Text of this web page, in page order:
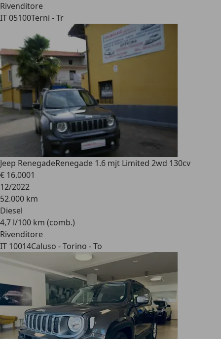
Rivenditore
IT 05100Terni - Tr
Jeep RenegadeRenegade 1.6 mjt Limited 2wd 130cv
€ 16.0001
12/2022
52.000 km
Diesel
4,7 l/100 km (comb.)
Rivenditore
IT 10014Caluso - Torino - To